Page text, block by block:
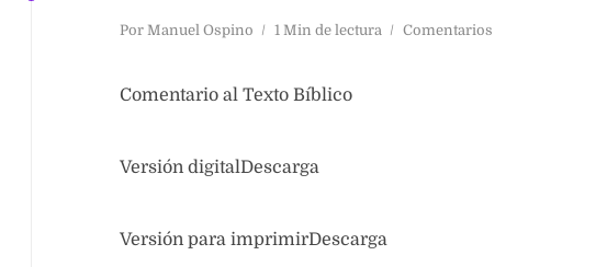
Por Manuel Ospino 1 Min de lectura Comentarios
Comentario al Texto Bíblico
Versión digitalDescarga
Versión para imprimirDescarga